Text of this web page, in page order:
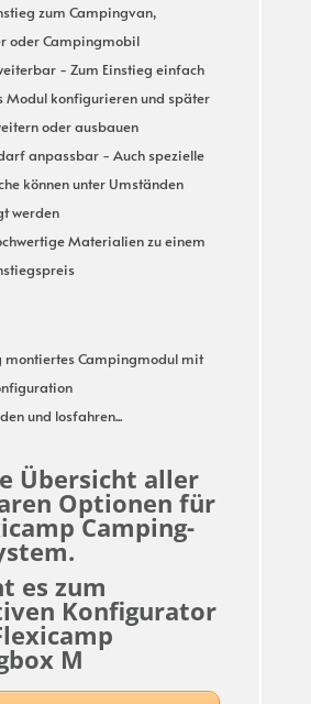
zum Campingvan,
oder Campingmobil
- Zum Einstieg einfach
Modul konfigurieren und später
oder ausbauen
anpassbar - Auch spezielle
können unter Umständen
werden
Materialien zu einem
montiertes Campingmodul mit
und losfahren...
Übersicht aller
Optionen für
Camping-
es zum
Konfigurator
M